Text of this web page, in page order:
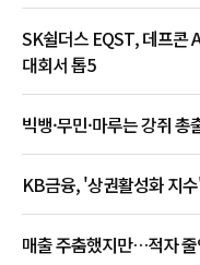
SK쉴더스 EQST, 데프콘
대회서 톱5
빅뱅·무민·마루는 강쥐
KB금융, '상권활성화 지
매출 주춤했지만…적자